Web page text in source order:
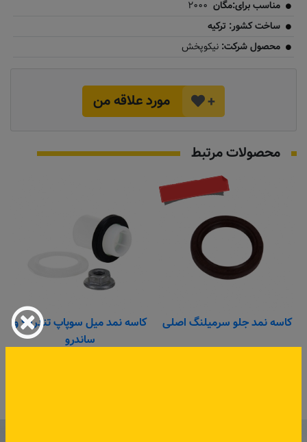
مناسب برای:مگان ۲۰۰۰
ساخت کشور: ترکیه
محصول شرکت: نیکوپخش
+ مورد علاقه من
محصولات مرتبط
تماس بگیرید
کاسه نمد جلو سرمیلنگ اصلی
کاسه نمد میل سوپاپ تندر۹۰ و
ساندرو